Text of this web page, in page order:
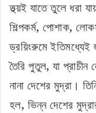
তথ্য়ই যাতে তুলে ধরা
শিল্পকর্ম, পোশাক,
ড্রয়িংরুমে ইতিমধ্যেই
তৈরি পুতুল, যা
নানা দেশের মুদ্রা।
হল, ভিন্ন দেশের